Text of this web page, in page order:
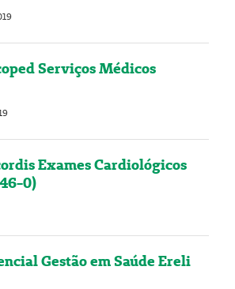
Serviços Médicos
Exames Cardiológicos
0)
Gestão em Saúde Ereli